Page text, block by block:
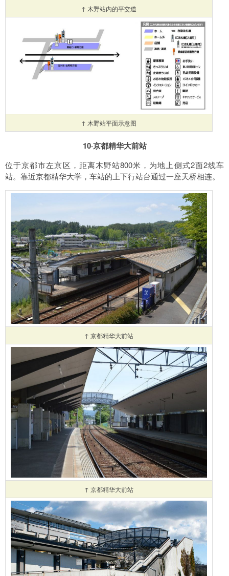
↑ 木野站内的平交道
↑ 木野站平面示意图
10·京都精华大前站
位于京都市左京区，距离木野站800米，为地上侧式2面2线车
站。靠近京都精华大学，车站的上下行站台通过一座天桥相连。
↑ 京都精华大前站
↑ 京都精华大前站